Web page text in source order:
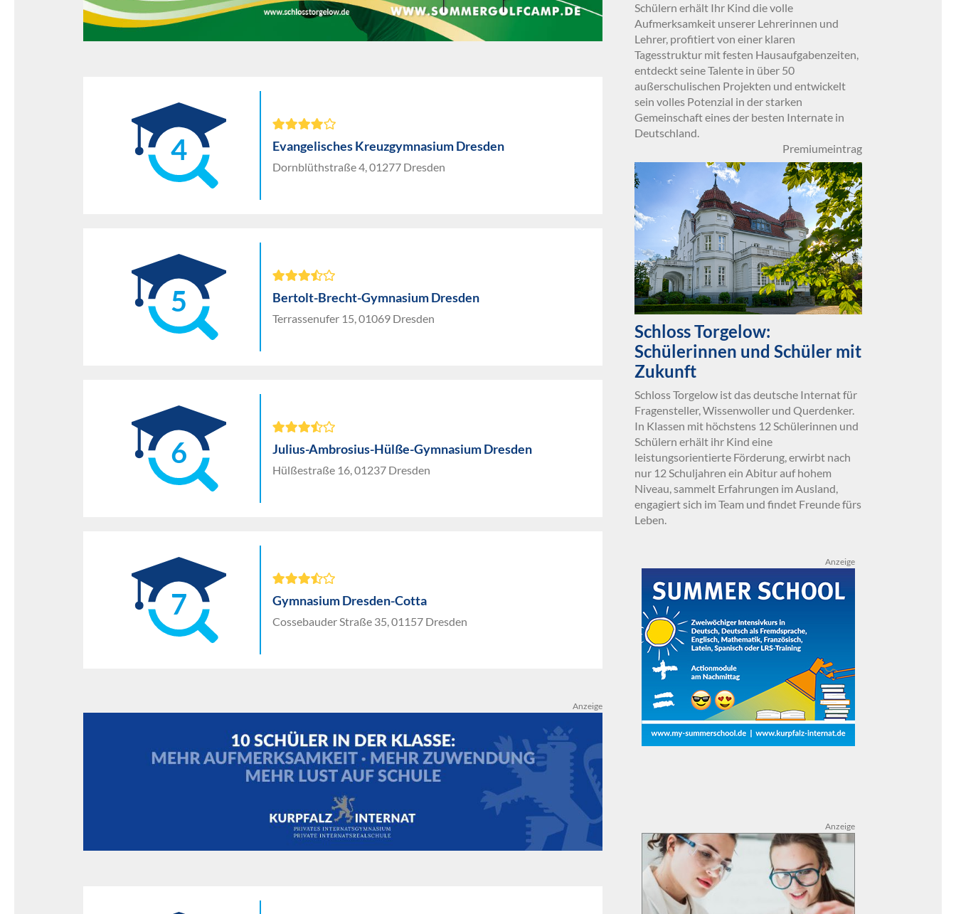
4 Evangelisches Kreuzgymnasium Dresden
Dornblüthstraße 4, 01277 Dresden
5 Bertolt-Brecht-Gymnasium Dresden
Terrassenufer 15, 01069 Dresden
6 Julius-Ambrosius-Hülße-Gymnasium Dresden
Hülßestraße 16, 01237 Dresden
7 Gymnasium Dresden-Cotta
Cossebauder Straße 35, 01157 Dresden
Anzeige
Schülern erhält Ihr Kind die volle
Aufmerksamkeit unserer Lehrerinnen und
Lehrer, profitiert von einer klaren
Tagesstruktur mit festen Hausaufgabenzeiten,
entdeckt seine Talente in über 50
außerschulischen Projekten und entwickelt
sein volles Potenzial in der starken
Gemeinschaft eines der besten Internate in
Deutschland.
Premiumeintrag
Schloss Torgelow:
Schülerinnen und Schüler mit
Zukunft
Schloss Torgelow ist das deutsche Internat für
Fragensteller, Wissenwoller und Querdenker.
In Klassen mit höchstens 12 Schülerinnen und
Schülern erhält ihr Kind eine
leistungsorientierte Förderung, erwirbt nach
nur 12 Schuljahren ein Abitur auf hohem
Niveau, sammelt Erfahrungen im Ausland,
engagiert sich im Team und findet Freunde fürs
Leben.
Anzeige
Anzeige